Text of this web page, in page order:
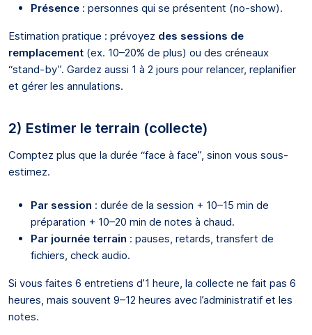
Présence : personnes qui se présentent (no-show).
Estimation pratique : prévoyez des sessions de
remplacement (ex. 10–20% de plus) ou des créneaux
“stand-by”. Gardez aussi 1 à 2 jours pour relancer, replanifier
et gérer les annulations.
2) Estimer le terrain (collecte)
Comptez plus que la durée “face à face”, sinon vous sous-
estimez.
Par session : durée de la session + 10–15 min de
préparation + 10–20 min de notes à chaud.
Par journée terrain : pauses, retards, transfert de
fichiers, check audio.
Si vous faites 6 entretiens d’1 heure, la collecte ne fait pas 6
heures, mais souvent 9–12 heures avec l’administratif et les
notes.